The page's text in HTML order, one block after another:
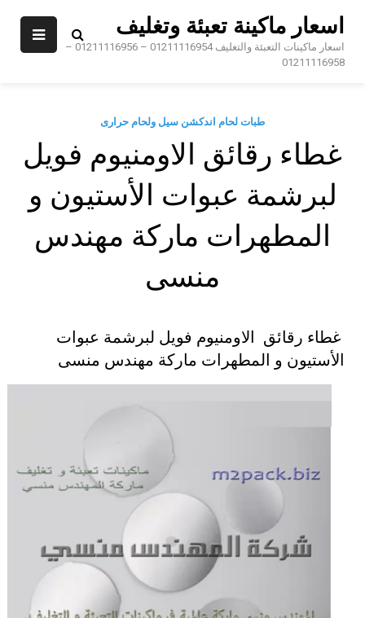
اسعار ماكينة تعبئة وتغليف
اسعار ماكينات التعبئة والتغليف 01211116954 – 01211116956 –
01211116958
طبات لحام اندكشن سيل ولحام حرارى
غطاء رقائق الاومنيوم فويل
لبرشمة عبوات الأستيون و
المطهرات ماركة مهندس
منسى
غطاء رقائق الاومنيوم فويل لبرشمة عبوات
الأستيون و المطهرات ماركة مهندس منسى